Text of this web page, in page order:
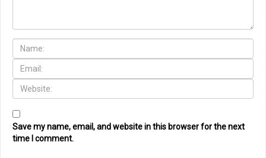
Save my name, email, and website in this browser for the next
time I comment.